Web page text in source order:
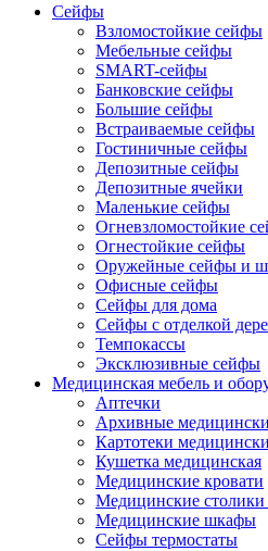
Сейфы
Взломостойкие сейфы
Мебельные сейфы
SMART-сейфы
Банковские сейфы
Большие сейфы
Встраиваемые сейфы
Гостиничные сейфы
Депозитные сейфы
Депозитные ячейки
Маленькие сейфы
Огневзломостойкие
Огнестойкие сейфы
Оружейные сейфы и
Офисные сейфы
Сейфы для дома
Сейфы с отделкой
Темпокассы
Эксклюзивные сейфы
Медицинская мебель и
Аптечки
Архивные
Картотеки
Кушетка медицинская
Медицинские кровати
Медицинские
Медицинские шкафы
Сейфы термостаты